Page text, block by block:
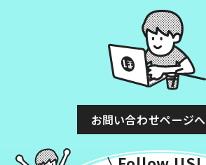
お問い合わせページへ